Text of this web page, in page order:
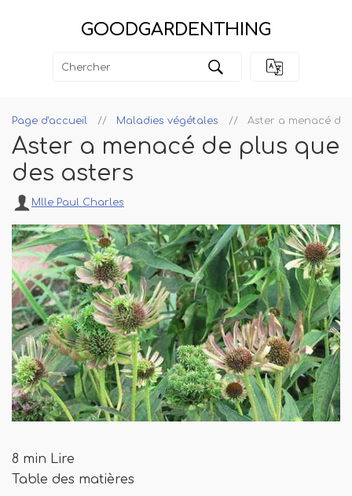
GOODGARDENTHING
Page d'accueil Maladies végétales Aster a menacé de
Aster a menacé de plus que
des asters
Mlle Paul Charles
8 min Lire
Table des matières